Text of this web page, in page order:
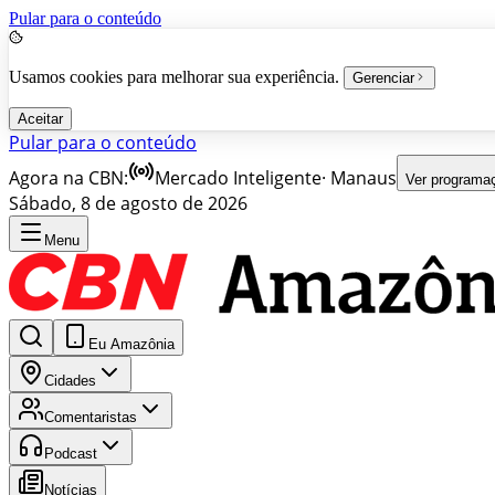
Pular para o conteúdo
Usamos cookies para melhorar sua experiência. Gerenciar
Aceitar
Pular para o conteúdo
Agora na CBN:
Mercado Inteligente· Manaus Ver
Sábado, 8 de agosto de 2026
Menu
Eu Amazônia
Cidades
Comentaristas
Podcast
Notícias